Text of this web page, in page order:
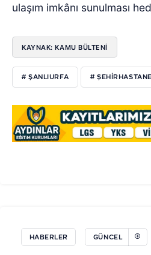
ulaşım imkânı sunulması
KAYNAK: KAMU BÜLTENİ
# ŞANLIURFA #
HABERLER GÜNCEL